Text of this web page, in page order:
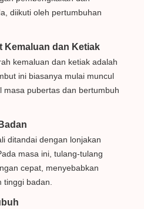
diikuti oleh pertumbuhan
Kemaluan dan Ketiak
kemaluan dan ketiak adalah
ini biasanya mulai muncul
masa pubertas dan bertumbuh
ditandai dengan lonjakan
masa ini, tulang-tulang
cepat, menyebabkan
tinggi badan.